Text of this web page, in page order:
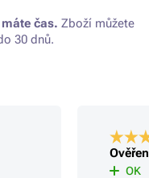
máte čas. Zboží můžete
30 dnů.
OK